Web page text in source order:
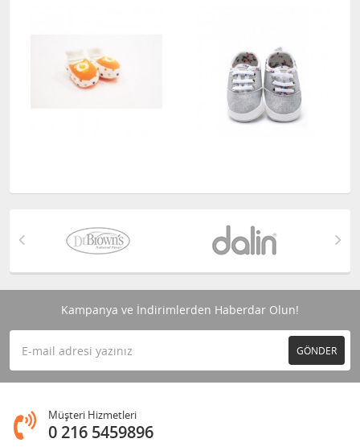
Kampanya ve İndirimlerden Haberdar Olun!
GÖNDER
Müşteri Hizmetleri
0 216 5459896